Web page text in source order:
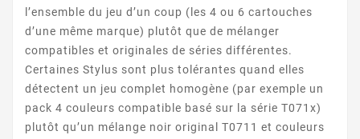
STYLUS DX8400
l’ensemble du jeu d’un coup (les 4 ou 6 cartouches
d’une même marque) plutôt que de mélanger
compatibles et originales de séries différentes.
Certaines Stylus sont plus tolérantes quand elles
détectent un jeu complet homogène (par exemple un
pack 4 couleurs compatible basé sur la série T071x)
plutôt qu’un mélange noir original T0711 et couleurs